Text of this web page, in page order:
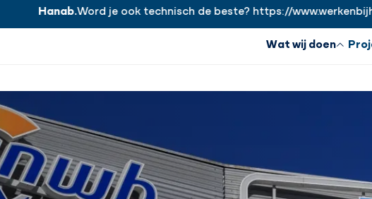
Hanab.Word je ook technisch de beste? https://
Wat wij doen